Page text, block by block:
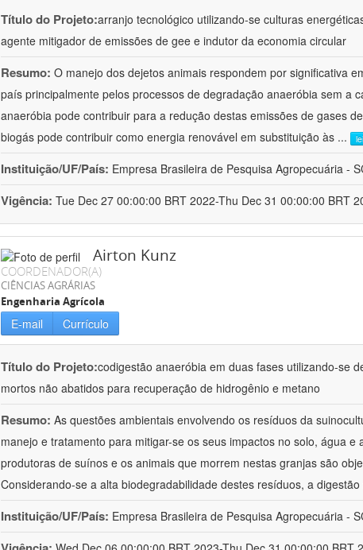
Título do Projeto:arranjo tecnológico utilizando-se culturas
agente mitigador de emissões de gee e indutor da economia circular
Resumo: O manejo dos dejetos animais respondem por significativa
país principalmente pelos processos de degradação anaeróbia sem a
anaeróbia pode contribuir para a redução destas emissões de gases
biogás pode contribuir como energia renovável em substituição às ...
Instituição/UF/País: Empresa Brasileira de Pesquisa Agropecuária -
Vigência: Tue Dec 27 00:00:00 BRT 2022-Thu Dec 31 00:00:00 BRT
Airton Kunz
COORDENADOR(A)
CIÊNCIAS AGRÁRIAS
Engenharia Agrícola
E-mail Currículo
Título do Projeto:codigestão anaeróbia em duas fases utilizando-se
mortos não abatidos para recuperação de hidrogênio e metano
Resumo: As questões ambientais envolvendo os resíduos da
manejo e tratamento para mitigar-se os seus impactos no solo, água e
produtoras de suínos e os animais que morrem nestas granjas são
Considerando-se a alta biodegradabilidade destes resíduos, a
Instituição/UF/País: Empresa Brasileira de Pesquisa Agropecuária -